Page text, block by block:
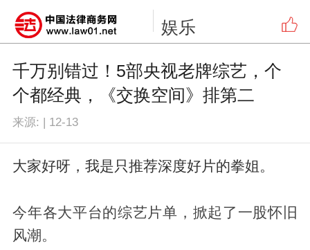
娱乐
千万别错过！5部央视老牌综艺，个
个都经典，《交换空间》排第二
来源: | 12-13
大家好呀，我是只推荐深度好片的拳姐。
今年各大平台的综艺片单，掀起了一股怀旧
风潮。